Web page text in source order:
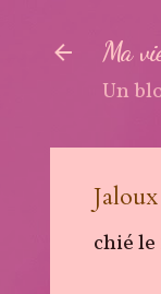
Ma
Un
chié le